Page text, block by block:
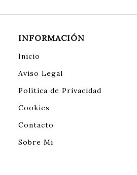
INFORMACIÓN
Inicio
Aviso Legal
Política de Privacidad
Cookies
Contacto
Sobre Mi